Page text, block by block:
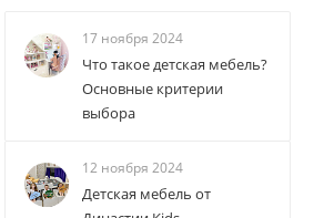
17 ноября 2024
Что такое детская мебель?
Основные критерии
выбора
12 ноября 2024
Детская мебель от